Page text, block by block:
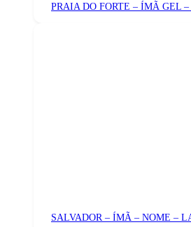
PRAIA DO FORTE – ÍMÃ GEL
SALVADOR – ÍMÃ – NOME –